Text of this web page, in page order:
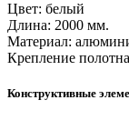
Цвет: белый
Длина: 2000 мм.
Материал:
Крепление
Конструктивные